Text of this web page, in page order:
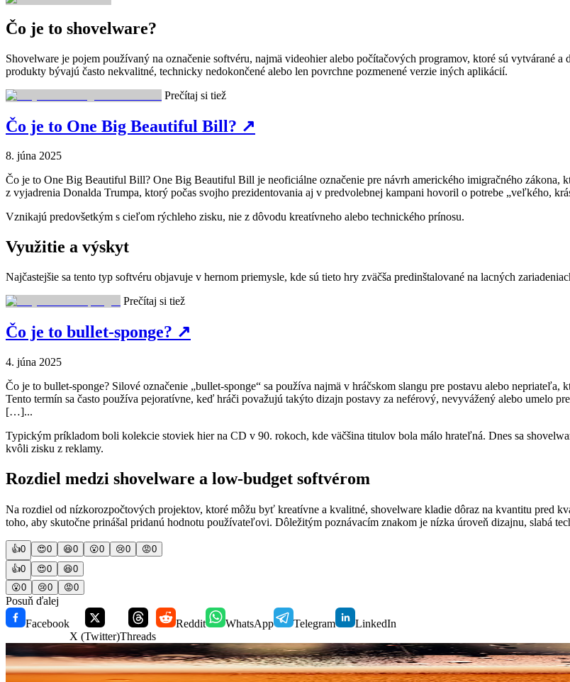
Čo je to shovelware?
Shovelware je pojem používaný na označenie softvéru, najmä videohier alebo počítačových programov, ktoré sú vytvárané
produkty bývajú často nekvalitné, technicky nedokončené alebo len povrchne pozmenené verzie iných aplikácií.
Prečítaj si tiež
Čo je to One Big Beautiful Bill? ↗
8. júna 2025
Čo je to One Big Beautiful Bill? One Big Beautiful Bill je neoficiálne označenie pre návrh amerického imigračného zákona,
z vyjadrenia Donalda Trumpa, ktorý počas svojho prezidentovania aj v predvolebnej kampani hovoril o potrebe „veľkého,
Vznikajú predovšetkým s cieľom rýchleho zisku, nie z dôvodu kreatívneho alebo technického prínosu.
Využitie a výskyt
Najčastejšie sa tento typ softvéru objavuje v hernom priemysle, kde sú tieto hry zväčša predinštalované na lacných
Prečítaj si tiež
Čo je to bullet-sponge? ↗
4. júna 2025
Čo je to bullet-sponge? Silové označenie „bullet-sponge“ sa používa najmä v hráčskom slangu pre postavu alebo
Tento termín sa často používa pejoratívne, keď hráči považujú takýto dizajn postavy za neférový, nevyvážený alebo umelo
[…]...
Typickým príkladom boli kolekcie stoviek hier na CD v 90. rokoch, kde väčšina titulov bola málo hrateľná. Dnes sa
kvôli zisku z reklamy.
Rozdiel medzi shovelware a low-budget softvérom
Na rozdiel od nízkorozpočtových projektov, ktoré môžu byť kreatívne a kvalitné, shovelware kladie dôraz na kvantitu pred
toho, aby skutočne prinášal pridanú hodnotu používateľovi. Dôležitým poznávacím znakom je nízka úroveň dizajnu, slabá
👍0 😍0 😆0 😮0 😢0 😡0
👍0 😍0 😆0
😮0 😢0 😡0
Posuň ďalej
Facebook
X (Twitter)Threads
Reddit WhatsApp Telegram LinkedIn